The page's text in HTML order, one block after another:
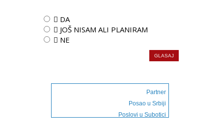
 DA
 JOŠ NISAM ALI PLANIRAM
 NE
Partner
Posao u Srbiji
Poslovi u Subotici